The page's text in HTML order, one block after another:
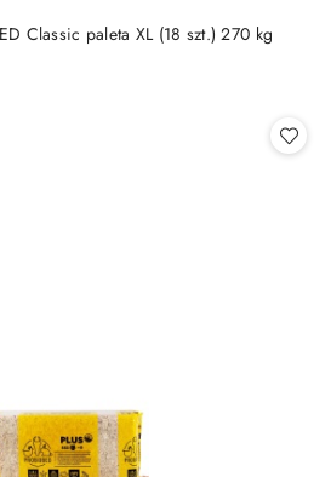
Classic paleta XL (18 szt.) 270 kg